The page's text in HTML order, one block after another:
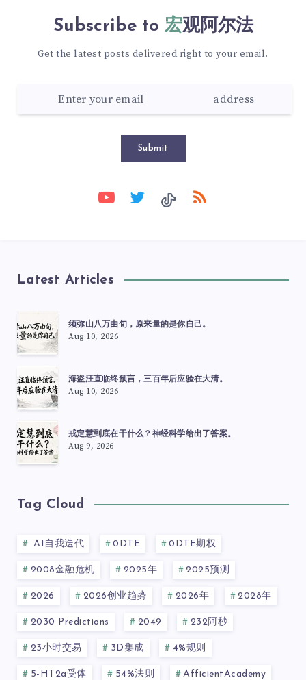
Subscribe to 宏观阿尔法
Get the latest posts delivered right to your email.
Submit
Latest Articles
须弥山八万由旬，原来量的是你自己。
Aug 10, 2026
海盗汪直临终预言，三百年后应验在大清。
Aug 10, 2026
戒定慧到底在干什么？神经科学给出了答案。
Aug 9, 2026
Tag Cloud
AI自我迭代 0DTE 0DTE期权
2008金融危机 2025年 2025预测
2026 2026创业趋势 2026年 2028年
2030 Predictions 2049 232阿秒
23小时交易 3D集成 4%规则
5-HT2a受体 54%法则 AfficientAcademy